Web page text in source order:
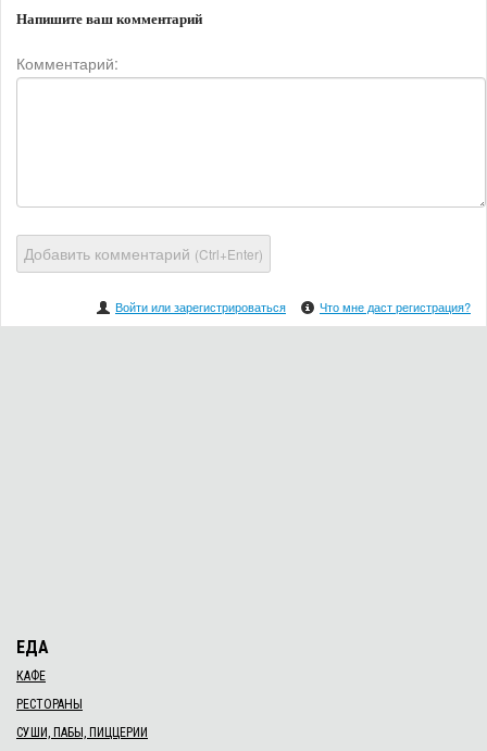
Напишите ваш комментарий
Комментарий:
Добавить комментарий (Ctrl+Enter)
Войти или зарегистрироваться Что мне даст регистрация?
ЕДА
КАФЕ
РЕСТОРАНЫ
СУШИ, ПАБЫ, ПИЦЦЕРИИ